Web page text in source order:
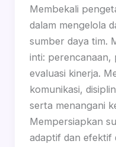
Membekali
dalam mengelola
sumber daya tim.
inti: perencanaan,
evaluasi kinerja.
komunikasi,
serta menangani
Mempersiapkan
adaptif dan efektif